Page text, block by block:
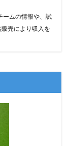
ームの情報や、試
販売により収入を